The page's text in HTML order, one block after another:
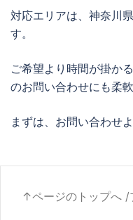
対応エリアは、神奈
ご希望より時間が掛か
のお問い合わせにも柔
まずは、お問い合わせ
↑ページのトップへ /